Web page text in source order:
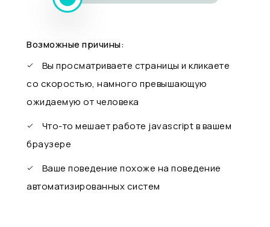
Возможные причины:
Вы просматриваете страницы и кликаете
со скоростью, намного превышающую
ожидаемую от человека
Что-то мешает работе javascript в вашем
браузере
Ваше поведение похоже на поведение
автоматизированных систем